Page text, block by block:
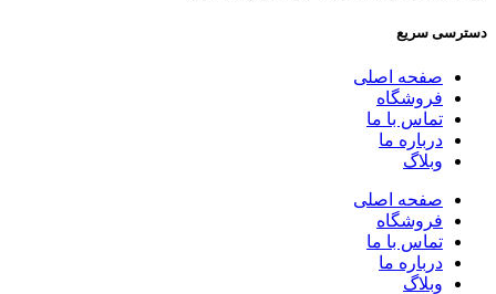
دسترسی سریع
صفحه اصلی
فروشگاه
تماس با ما
درباره ما
وبلاگ
صفحه اصلی
فروشگاه
تماس با ما
درباره ما
وبلاگ